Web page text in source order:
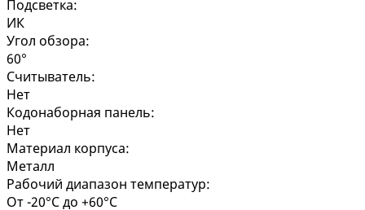
Подсветка:
ИК
Угол обзора:
60°
Считыватель:
Нет
Кодонаборная панель:
Нет
Материал корпуса:
Металл
Рабочий диапазон температур:
От -20°C до +60°C